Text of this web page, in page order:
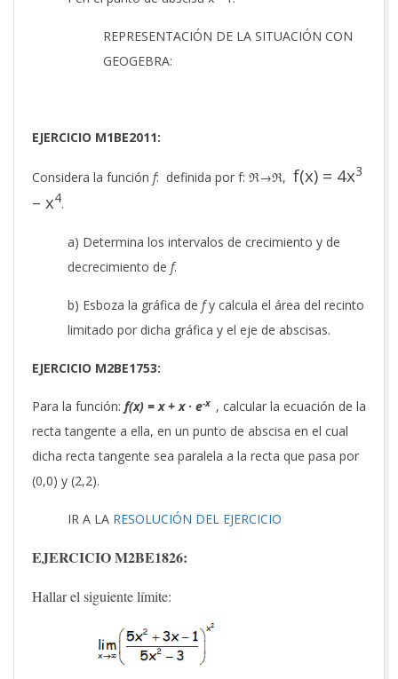
REPRESENTACIÓN DE LA SITUACIÓN CON
GEOGEBRA:
EJERCICIO M1BE2011:
Considera la función f: definida por f: ℜ→ℜ, f(x) = 4x3
– x4.
a) Determina los intervalos de crecimiento y de
decrecimiento de f.
b) Esboza la gráfica de fy calcula el área del recinto
limitado por dicha gráfica y el eje de abscisas.
EJERCICIO M2BE1753:
Para la función: f(x) = x + x · e-x , calcular la ecuación de la
recta tangente a ella, en un punto de abscisa en el cual
dicha recta tangente sea paralela a la recta que pasa por
(0,0) y (2,2).
IR A LA RESOLUCIÓN DEL EJERCICIO
EJERCICIO M2BE1826:
Hallar el siguiente límite: